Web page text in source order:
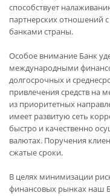
способствует
партнерских
банками страны.
Особое внимание Банк
международными
долгосрочных и
привлечения средств на
из приоритетных
имеет развитую сеть
быстро и качественно
валютах. Поручения
сжатые сроки.
В целях минимизации
финансовых рынках наш